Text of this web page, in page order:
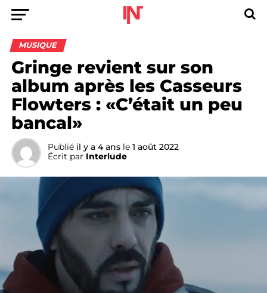
MUSIQUE
Gringe revient sur son
album après les Casseurs
Flowters : «C’était un peu
bancal»
Publié il y a 4 ans le 1 août 2022
Écrit par Interlude